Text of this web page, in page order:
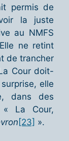
permis de
la juste
au NMFS
ne retint
de trancher
Cour doit-
elle
dans des
« La Cour,
[23] ».